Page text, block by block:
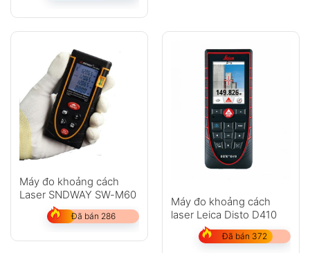
Máy đo khoảng cách
Laser SNDWAY SW-M60
Đã bán 286
Máy đo khoảng cách
laser Leica Disto D410
Đã bán 372